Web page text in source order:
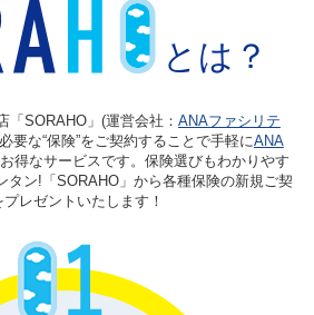
とは？
「SORAHO」(運営会社： ANAファシリテ
要な“保険”をご契約することで手軽にANA
得なサービスです。保険選びもわかりやす
タン!「SORAHO」から各種保険の新規ご契
レゼントいたします！